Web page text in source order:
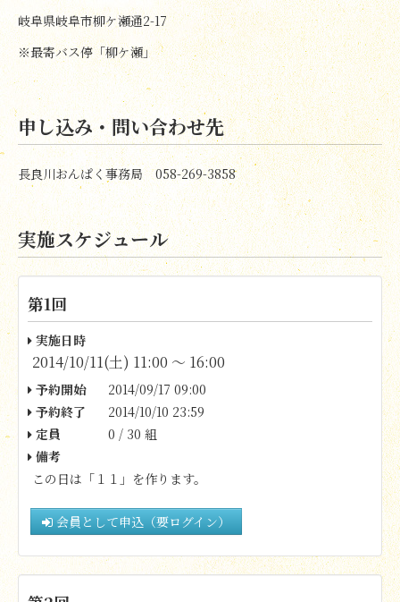
岐阜県岐阜市柳ケ瀬通2-17
※最寄バス停「柳ケ瀬」
申し込み・問い合わせ先
長良川おんぱく事務局 058-269-3858
実施スケジュール
第1回
実施日時
2014/10/11(土) 11:00 〜 16:00
予約開始
2014/09/17 09:00
予約終了
2014/10/10 23:59
定員
0 / 30 組
備考
この日は「１１」を作ります。
会員として申込（要ログイン）